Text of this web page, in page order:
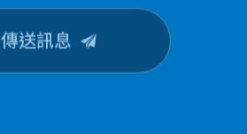
傳送訊息